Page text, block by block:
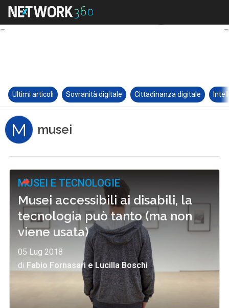
Ultimi articoli Sovranità digitale Cittadinanza digitale
M musei
MUSEI E TECNOLOGIE
Musei accessibili ai disabili, la
tecnologia può tanto (ma non
viene usata)
05 Lug 2018
di Fabio Fornasari e Lucilla Boschi